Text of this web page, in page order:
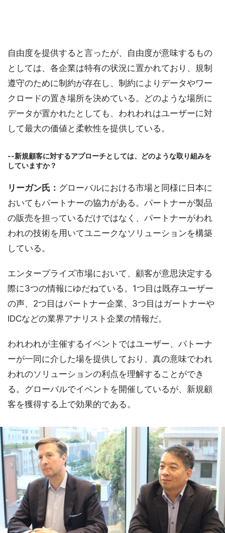
自由度を提供すると言ったが、自由度が意味するもの
としては、各企業は特有の状況に置かれており、規制
遵守のために制約が存在し、制約によりデータやワー
クロードの置き場所を決めている。どのような場所に
データが置かれたとしても、われわれはユーザーに対
して最大の価値と柔軟性を提供している。
--新規顧客に対するアプローチとしては、どのような取り組みを
していますか？
リーガン氏： グローバルにおける市場と同様に日本に
おいてもパートナーの協力がある。パートナーが製品
の販売を担っているだけではなく、パートナーがわれ
われの技術を用いてユニークなソリューションを構築
している。
エンタープライズ市場において、顧客が意思決定する
際に3つの情報にゆだねている。1つ目は既存ユーザー
の声、2つ目はパートナー企業、3つ目はガートナーや
IDCなどの業界アナリスト企業の情報だ。
われわれが主催するイベントではユーザー、パトーナ
ーが一同に介した場を提供しており、真の意味でわれ
われのソリューションの利点を理解することができ
る。グローバルでイベントを開催しているが、新規顧
客を獲得する上で効果的である。